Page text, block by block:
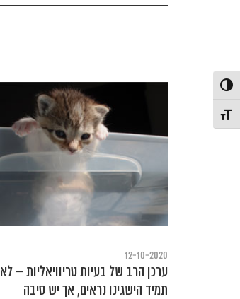
הפעל/כבה ניגודיות גבוהה
מתג גודל גופן
12-10-2020
ערכן הרב של בעיות טריוויאליות – לא
תמיד הישגינו נראים, אך יש סיבה